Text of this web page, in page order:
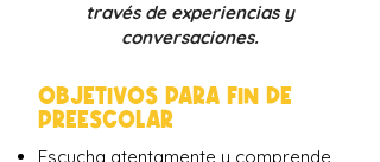
través de experiencias y
conversaciones.
OBJETIVOS PARA FIN DE
PREESCOLAR
Escucha atentamente y comprende